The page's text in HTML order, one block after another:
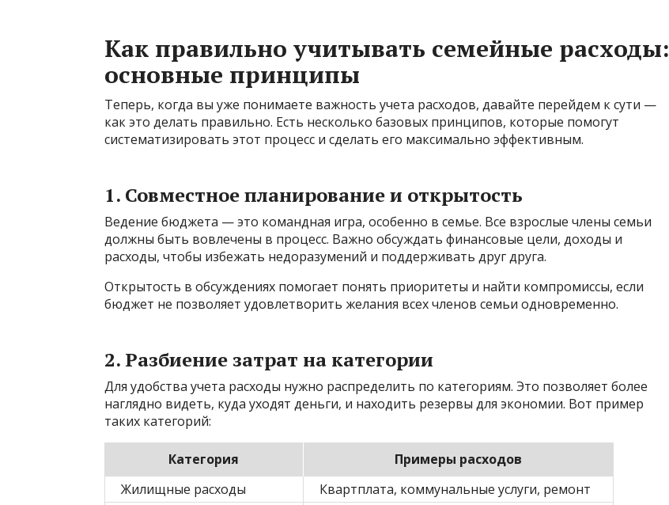
Как правильно учитывать семейные расходы:
основные принципы
Теперь, когда вы уже понимаете важность учета расходов, давайте перейдем к сути —
как это делать правильно. Есть несколько базовых принципов, которые помогут
систематизировать этот процесс и сделать его максимально эффективным.
1. Совместное планирование и открытость
Ведение бюджета — это командная игра, особенно в семье. Все взрослые члены семьи
должны быть вовлечены в процесс. Важно обсуждать финансовые цели, доходы и
расходы, чтобы избежать недоразумений и поддерживать друг друга.
Открытость в обсуждениях помогает понять приоритеты и найти компромиссы, если
бюджет не позволяет удовлетворить желания всех членов семьи одновременно.
2. Разбиение затрат на категории
Для удобства учета расходы нужно распределить по категориям. Это позволяет более
наглядно видеть, куда уходят деньги, и находить резервы для экономии. Вот пример
таких категорий:
Категория
Примеры расходов
Жилищные расходы
Квартплата, коммунальные услуги, ремонт